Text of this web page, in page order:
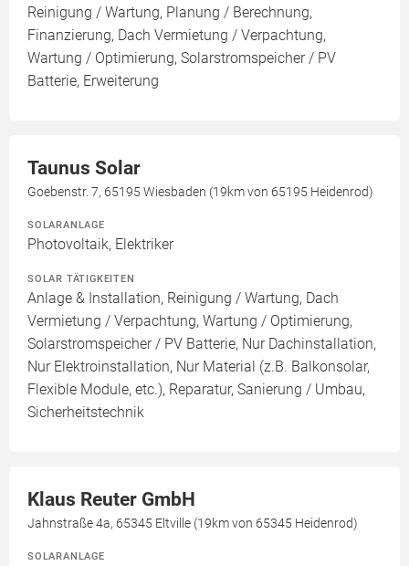
Reinigung / Wartung, Planung / Berechnung,
Finanzierung, Dach Vermietung / Verpachtung,
Wartung / Optimierung, Solarstromspeicher / PV
Batterie, Erweiterung
Taunus Solar
Goebenstr. 7, 65195 Wiesbaden (19km von 65195 Heidenrod)
SOLARANLAGE
Photovoltaik, Elektriker
SOLAR TÄTIGKEITEN
Anlage & Installation, Reinigung / Wartung, Dach
Vermietung / Verpachtung, Wartung / Optimierung,
Solarstromspeicher / PV Batterie, Nur Dachinstallation,
Nur Elektroinstallation, Nur Material (z.B. Balkonsolar,
Flexible Module, etc.), Reparatur, Sanierung / Umbau,
Sicherheitstechnik
Klaus Reuter GmbH
Jahnstraße 4a, 65345 Eltville (19km von 65345 Heidenrod)
SOLARANLAGE